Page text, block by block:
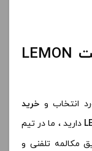
راهنمای خرید جویس سالت LEMON
انتخاب و خرید
دارید ، ما در تیم
مکالمه تلفنی و